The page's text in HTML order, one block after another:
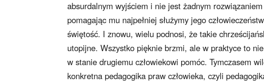
absurdalnym wyjściem i nie jest żadnym
pomagając mu najpełniej służymy jego
świętość. I znowu, wielu podnosi, że takie
utopijne. Wszystko pięknie brzmi, ale w praktyce to
w stanie drugiemu człowiekowi pomóc. Tymczasem
konkretna pedagogika praw człowieka, czyli